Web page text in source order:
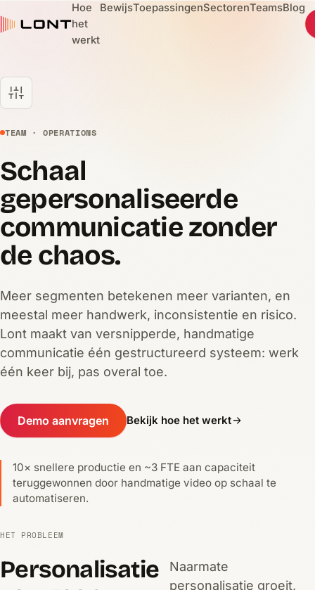
Hoe
het
werkt
BewijsToepassingenSectorenTeamsBlog
TEAM · OPERATIONS
Schaal
gepersonaliseerde
communicatie zonder
de chaos.
Meer segmenten betekenen meer varianten, en
meestal meer handwerk, inconsistentie en risico.
Lont maakt van versnipperde, handmatige
communicatie één gestructureerd systeem: werk
één keer bij, pas overal toe.
Demo aanvragen Bekijk hoe het werkt
10× snellere productie en ~3 FTE aan capaciteit
teruggewonnen door handmatige video op schaal te
automatiseren.
HET PROBLEEM
Personalisatie
Naarmate
personalisatie groeit,